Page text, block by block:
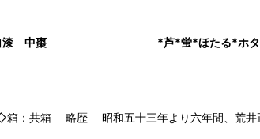
絵 白漆 中棗 *芦*蛍*ほたる*ホタ
共箱 略歴 昭和五十三年より六年間、荒井正